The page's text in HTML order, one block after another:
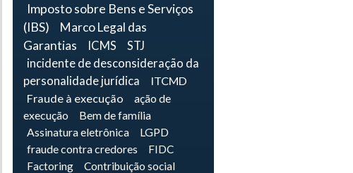
Imposto sobre Bens e Serviços
(IBS)
Marco Legal das
Garantias
ICMS
STJ
incidente de desconsideração da
personalidade jurídica
ITCMD
Fraude à execução
ação de
execução
Bem de família
Assinatura eletrônica
LGPD
fraude contra credores
FIDC
Factoring
Contribuição social